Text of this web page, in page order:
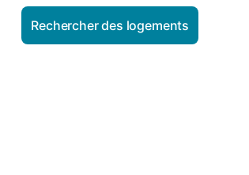
Rechercher des logements